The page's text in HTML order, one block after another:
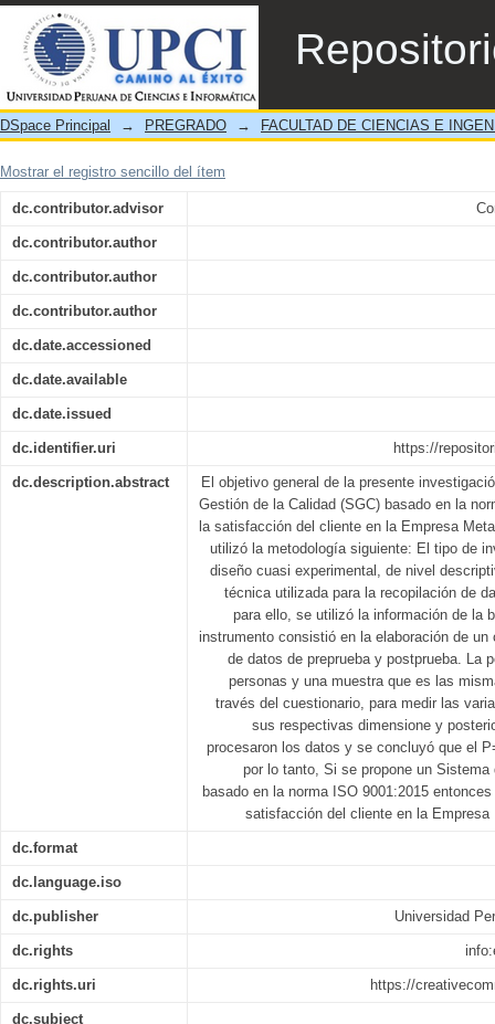
“Propuesta de un Sistema de Gestión de
para mejorar la satisfacción del cliente en
DSpace Principal → PREGRADO → FACULTAD DE CIENCIAS E
Mostrar el registro sencillo del ítem
dc.contributor.advisor
dc.contributor.author
dc.contributor.author
dc.contributor.author
dc.date.accessioned
dc.date.available
dc.date.issued
dc.identifier.uri https://
dc.description.abstract
El objetivo general de la presente
Gestión de la Calidad (SGC) basado en la
la satisfacción del cliente en la Empresa
utilizó la metodología siguiente: El tipo de
diseño cuasi experimental, de nivel
técnica utilizada para la recopilación de
para ello, se utilizó la información de la
instrumento consistió en la elaboración de
de datos de preprueba y postprueba. La
personas y una muestra que es las
través del cuestionario, para medir las
sus respectivas dimensione y
procesaron los datos y se concluyó que el
por lo tanto, Si se propone un
basado en la norma ISO 9001:2015
satisfacción del cliente en la
dc.format
dc.language.iso
dc.publisher Universidad
dc.rights
dc.rights.uri https://
dc.subject